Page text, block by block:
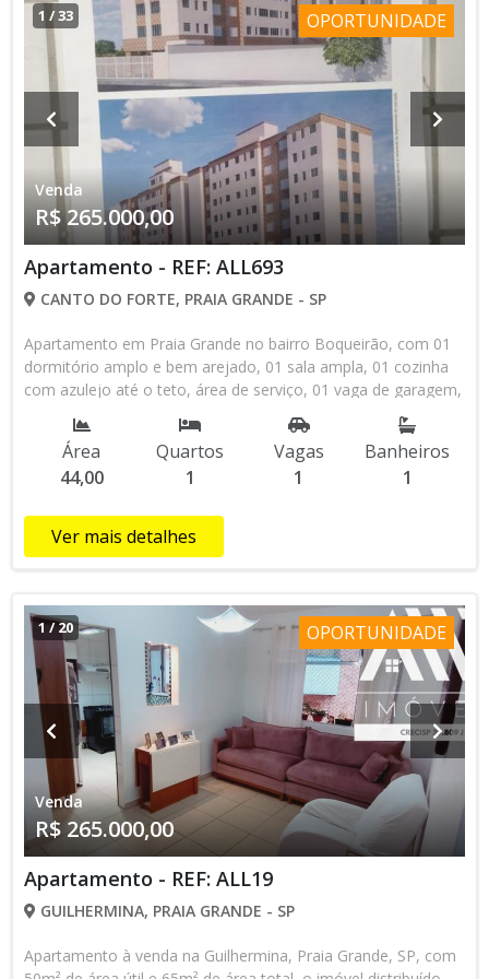
espaço prático em uma das regiões mais procuradas da
cidade. Venha conhecer e se surpreenda com a funcionalidade
deste imóvel. ● VENDA: R$ 264.999,99 - À VISTA OU
FINANCIADO. - Condomínio R$ 550,00 + TAXA DE R$ 140,00
(RESTAM 12 PARCELAS) - IPTU R$ 231,00; Agende uma visita
hoje mesmo e veja de perto todas as vantagens que este
apartamento pode oferecer!!! ALLI IMÒVEIS!!!!! O imóvel que
você procura esta aqui!!!
1 /33 OPORTUNIDADE
Venda
R$ 265.000,00
Apartamento - REF: ALL693
CANTO DO FORTE, PRAIA GRANDE - SP
Apartamento em Praia Grande no bairro Boqueirão, com 01
dormitório amplo e bem arejado, 01 sala ampla, 01 cozinha
com azulejo até o teto, área de serviço, 01 vaga de garagem,
portaria 24 horas, próximo do comércio local, 300 metros da
Praia, excelente oportunidade, não perca tempo agende uma
visita com dos nossos corretores!!
Área
44,00
Quartos
1
Vagas
1
Banheiros
1
Ver mais detalhes
1/20 OPORTUNIDADE
Venda
R$ 265.000,00
Apartamento - REF: ALL19
GUILHERMINA, PRAIA GRANDE - SP
Apartamento à venda na Guilhermina, Praia Grande, SP, com